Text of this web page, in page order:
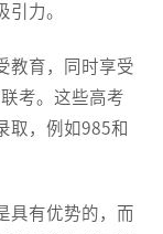
力。
教育，同时享受
考。这些高考
取，例如985和
具有优势的，而